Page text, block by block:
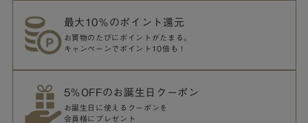
最大10％のポイント還元
お買物のたびにポイントがたまる。
キャンペーンでポイント10倍も！
5％OFFのお誕生日クーポン
お誕生日に使えるクーポンを
会員様にプレゼント